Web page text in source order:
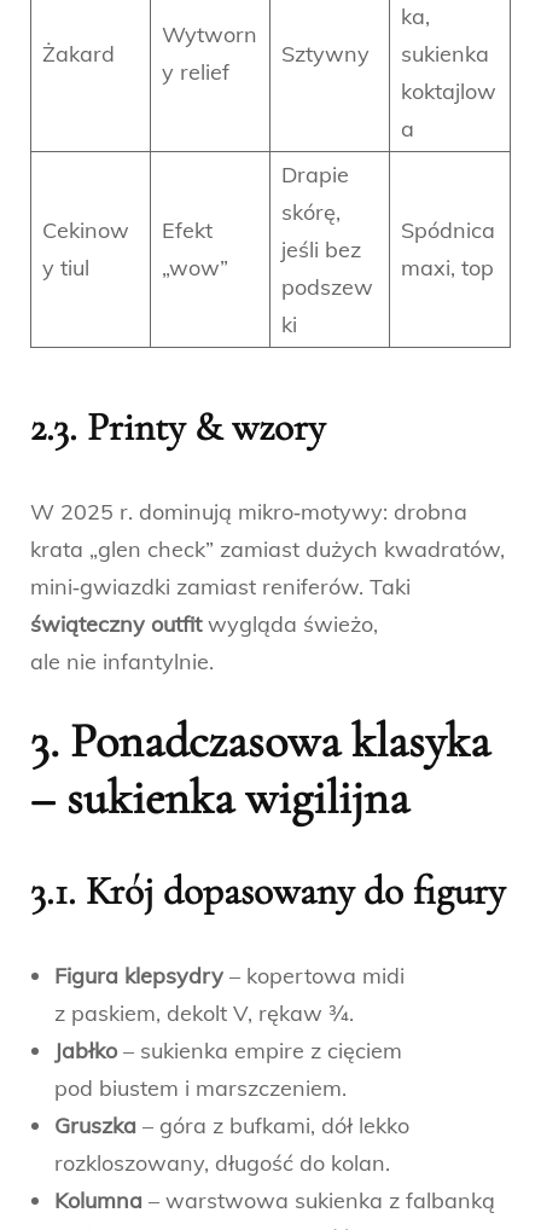
Żakard
Wytworn
y relief
Sztywny
ka,
sukienka
koktajlow
a
Cekinow
y tiul
Efekt
„wow”
Drapie
skórę,
jeśli bez
podszew
ki
Spódnica
maxi, top
2.3. Printy & wzory
W 2025 r. dominują mikro‑motywy: drobna
krata „glen check” zamiast dużych kwadratów,
mini‑gwiazdki zamiast reniferów. Taki
świąteczny outfitwygląda świeżo,
ale nie infantylnie.
3. Ponadczasowa klasyka
– sukienka wigilijna
3.1. Krój dopasowany do figury
Figura klepsydry – kopertowa midi
z paskiem, dekolt V, rękaw ¾.
Jabłko – sukienka empire z cięciem
pod biustem i marszczeniem.
Gruszka – góra z bufkami, dół lekko
rozkloszowany, długość do kolan.
Kolumna – warstwowa sukienka z falbanką